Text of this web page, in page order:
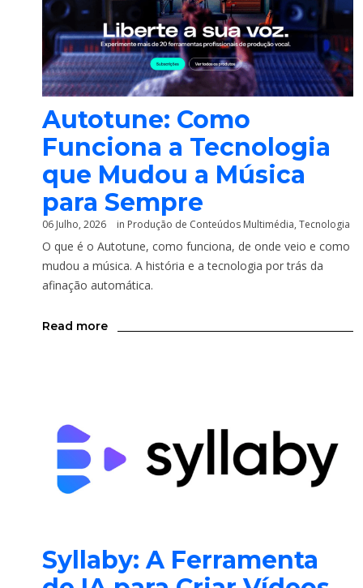
Autotune: Como
Funciona a Tecnologia
que Mudou a Música
para Sempre
06 Julho, 2026 in Produção de Conteúdos Multimédia, Tecnologia
O que é o Autotune, como funciona, de onde veio e como
mudou a música. A história e a tecnologia por trás da
afinação automática.
Read more
Syllaby: A Ferramenta